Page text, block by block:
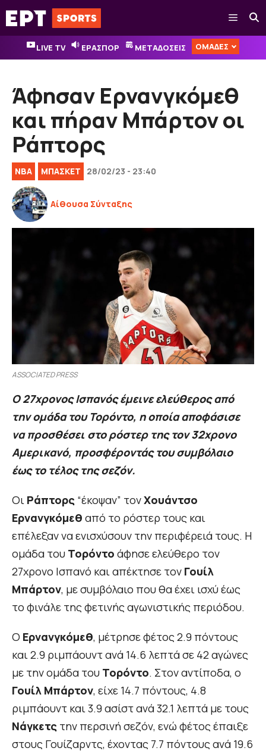
Μετάβαση
σε
περιεχόμενο
Μενού
LIVE TV ΕΡΑΣΠΟΡ ΜΕΤΑΔΟΣΕΙΣ ΟΜΑΔΕΣ
Άφησαν Ερνανγκόμεθ
και πήραν Μπάρτον οι
Ράπτορς
NBA ΜΠΑΣΚΕΤ 28/02/23 - 23:40
Αίθουσα Σύνταξης
ASSOCIATED PRESS
Ο 27χρονος Ισπανός έμεινε ελεύθερος από
την ομάδα του Τορόντο, η οποία αποφάσισε
να προσθέσει στο ρόστερ της τον 32χρονο
Αμερικανό, προσφέροντάς του συμβόλαιο
έως το τέλος της σεζόν.
Οι Ράπτορς “έκοψαν” τονΧουάντσο
Ερνανγκόμεθ από το ρόστερ τους και
επέλεξαν να ενισχύσουν την περιφέρειά τους. Η
ομάδα του Τορόντο άφησε ελεύθερο τον
27χρονο Ισπανό και απέκτησε τον Γουίλ
Μπάρτον, με συμβόλαιο που θα έχει ισχύ έως
το φινάλε της φετινής αγωνιστικής περιόδου.
Ο Ερνανγκόμεθ, μέτρησε φέτος 2.9 πόντους
και 2.9 ριμπάουντ ανά 14.6 λεπτά σε 42 αγώνες
με την ομάδα του Τορόντο. Στον αντίποδα, ο
Γουίλ Μπάρτον, είχε 14.7 πόντους, 4.8
ριμπάουντ και 3.9 ασίστ ανά 32.1 λεπτά με τους
Νάγκετς την περσινή σεζόν, ενώ φέτος έπαιξε
στους Γουίζαρντς, έχοντας 7.7 πόντους ανά 19.6